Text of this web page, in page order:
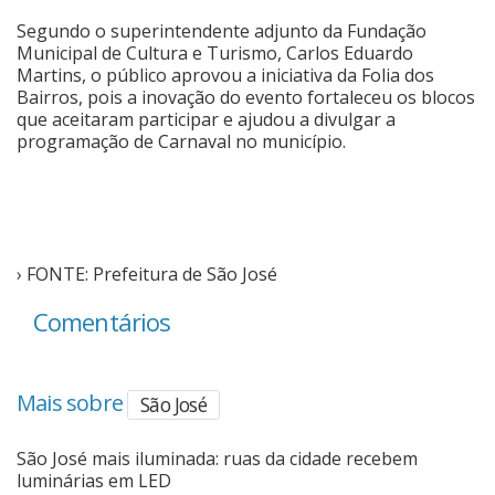
Segundo o superintendente adjunto da Fundação
Municipal de Cultura e Turismo, Carlos Eduardo
Martins, o público aprovou a iniciativa da Folia dos
Bairros, pois a inovação do evento fortaleceu os blocos
que aceitaram participar e ajudou a divulgar a
programação de Carnaval no município.
› FONTE: Prefeitura de São José
Comentários
Mais sobre São José
São José mais iluminada: ruas da cidade recebem
luminárias em LED